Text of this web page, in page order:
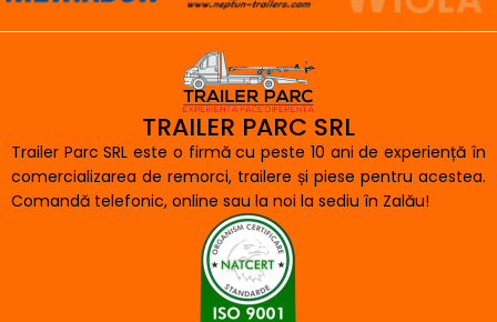
TRAILER PARC SRL
Trailer Parc SRL este o firmă cu peste 10 ani de experiență în
comercializarea de remorci, trailere și piese pentru acestea.
Comandă telefonic, online sau la noi la sediu în Zalău!